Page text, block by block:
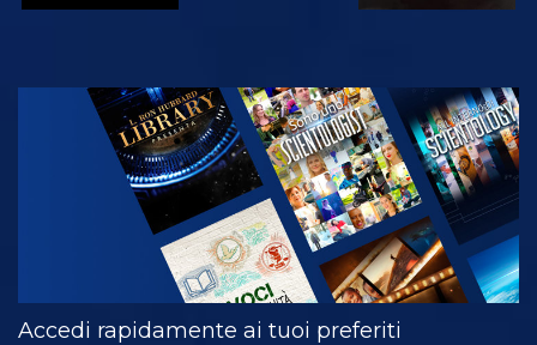
GUARDA
ESPLORA LE
SERIE
Accedi rapidamente ai tuoi preferiti